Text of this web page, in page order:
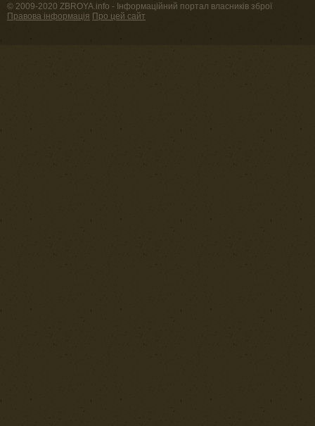
© 2009-2020 ZBROYA.info - Інформаційний портал власників зброї
Правова інформація Про цей сайт